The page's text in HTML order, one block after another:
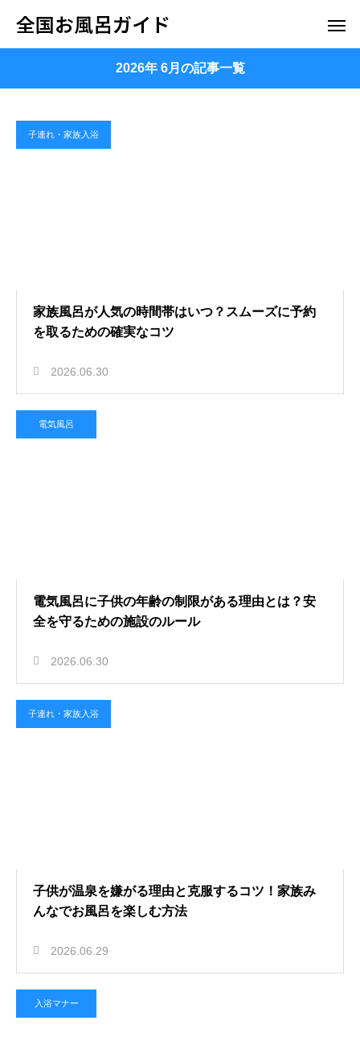
全国お風呂ガイド
2026年 6月の記事一覧
子連れ・家族入浴
家族風呂が人気の時間帯はいつ？スムーズに予約
を取るための確実なコツ
2026.06.30
電気風呂
電気風呂に子供の年齢の制限がある理由とは？安
全を守るための施設のルール
2026.06.30
子連れ・家族入浴
子供が温泉を嫌がる理由と克服するコツ！家族み
んなでお風呂を楽しむ方法
2026.06.29
入浴マナー